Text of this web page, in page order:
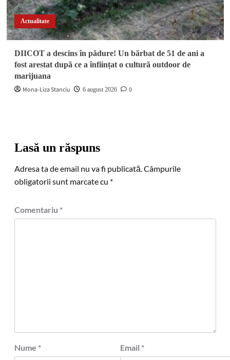
Actualitate
DIICOT a descins în pădure! Un bărbat de 51 de ani a
fost arestat după ce a înființat o cultură outdoor de
marijuana
Mona-Liza Stanciu
6 august 2026 0
Lasă un răspuns
Adresa ta de email nu va fi publicată.Câmpurile
obligatorii sunt marcate cu *
Comentariu *
Nume * Email *